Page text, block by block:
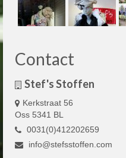
Contact
Stef's Stoffen
Kerkstraat 56
Oss 5341 BL
0031(0)412202659
info@stefsstoffen.com